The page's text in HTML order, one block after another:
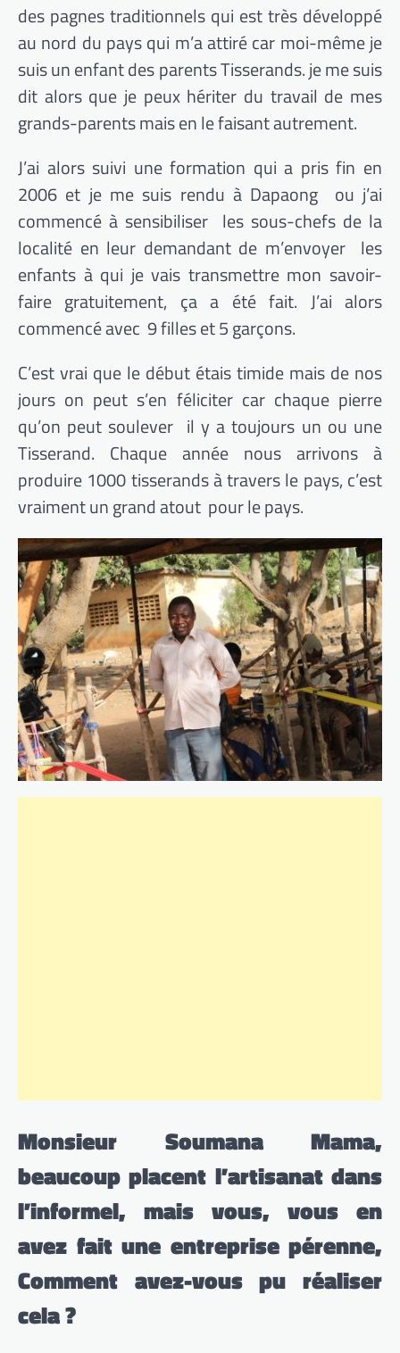
des pagnes traditionnels qui est très développé
au nord du pays qui m’a attiré car moi-même je
suis un enfant des parents Tisserands. je me suis
dit alors que je peux hériter du travail de mes
grands-parents mais en le faisant autrement.
J’ai alors suivi une formation qui a pris fin en
2006 et je me suis rendu à Dapaong ou j’ai
commencé à sensibiliser les sous-chefs de la
localité en leur demandant de m’envoyer les
enfants à qui je vais transmettre mon savoir-
faire gratuitement, ça a été fait. J’ai alors
commencé avec 9 filles et 5 garçons.
C’est vrai que le début étais timide mais de nos
jours on peut s’en féliciter car chaque pierre
qu’on peut soulever il y a toujours un ou une
Tisserand. Chaque année nous arrivons à
produire 1000 tisserands à travers le pays, c’est
vraiment un grand atout pour le pays.
Monsieur Soumana Mama,
beaucoup placent l’artisanat dans
l’informel, mais vous, vous en
avez fait une entreprise pérenne,
Comment avez-vous pu réaliser
cela ?